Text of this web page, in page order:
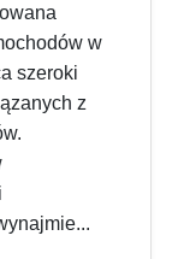
w
szeroki
z